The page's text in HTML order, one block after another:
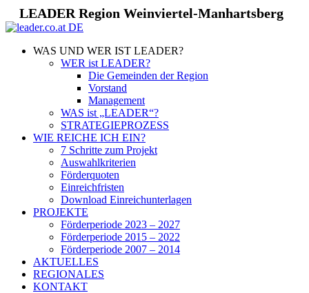
LEADER Region Weinviertel-Manhartsberg
WAS UND WER IST LEADER?
WER ist LEADER?
Die Gemeinden der Region
Vorstand
Management
WAS ist „LEADER“?
STRATEGIEPROZESS
WIE REICHE ICH EIN?
7 Schritte zum Projekt
Auswahlkriterien
Förderquoten
Einreichfristen
Download Einreichunterlagen
PROJEKTE
Förderperiode 2023 – 2027
Förderperiode 2015 – 2022
Förderperiode 2007 – 2014
AKTUELLES
REGIONALES
KONTAKT